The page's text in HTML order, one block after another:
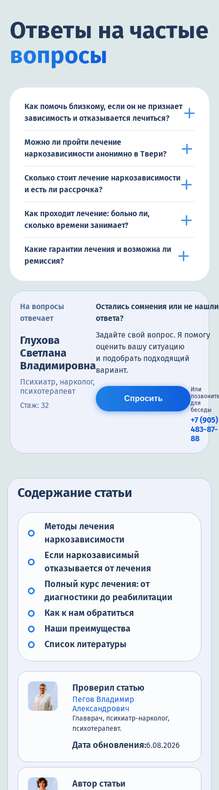
Ответы на частые
вопросы
Как помочь близкому, если он не признает
зависимость и отказывается лечиться?
Можно ли пройти лечение
наркозависимости анонимно в Твери?
Сколько стоит лечение наркозависимости
и есть ли рассрочка?
Как проходит лечение: больно ли,
сколько времени занимает?
Какие гарантии лечения и возможна ли
ремиссия?
На вопросы
отвечает
Глухова
Светлана
Владимировна
Психиатр, нарколог,
психотерапевт
Стаж: 32
Остались сомнения или не нашли
ответа?
Задайте свой вопрос. Я помогу
оценить вашу ситуацию
и подобрать подходящий
вариант.
Спросить
Или
для
беседы
+7 (905)
483-87-
88
Содержание статьи
Методы лечения
наркозависимости
Если наркозависимый
отказывается от лечения
Полный курс лечения: от
диагностики до реабилитации
Как к нам обратиться
Наши преимущества
Список литературы
Проверил статью
Пегов Владимир
Александрович
Главврач, психиатр-нарколог,
психотерапевт.
Дата обновления:6.08.2026
Автор статьи